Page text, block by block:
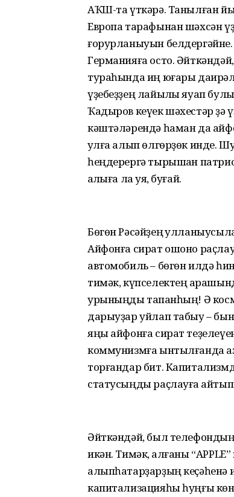
АҠШ-та үткәрә. Танылған
Европа тарафынан шәхсән
ғорурланыуын
Германияға осто.
тураһында иң юғары
үҙебеҙҙең лайыҡлы яуап
Ҡадыров кеүек шәхестәр ҙә
кәштәләрендә һаман да
ҡулға алып өлгөрҙөк инде.
һеңдерергә тырышҡан
ҡаҡлыға ла ҡуя, буғай.
Бөгөн Рәсәйҙең
Айфонға сират ошоно
автомобиль – бөгөн илдә
тимәк, күпселектең
урыныңды тапҡанһың! Ә
дарыуҙар уйлап табыу –
яңы айфонға сират
коммунизмға ынтылғанда
торғандар бит.
статусыңды раҫлауға ҡайтып
Әйткәндәй, был телефондың
икән. Тимәк, ҡалғаны
алыпһатарҙарҙың
капитализацияһы һуңғы